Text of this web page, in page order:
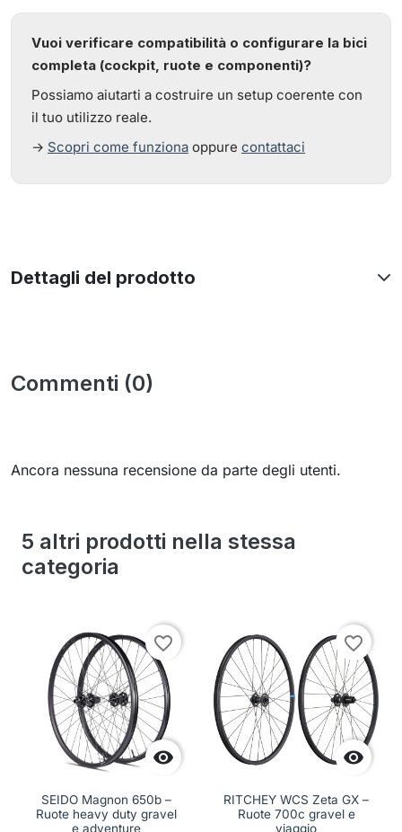
Vuoi verificare compatibilità o configurare la bici
completa (cockpit, ruote e componenti)?
Possiamo aiutarti a costruire un setup coerente con
il tuo utilizzo reale.
→ Scopri come funziona oppure contattaci
Dettagli del prodotto
Commenti (0)
Ancora nessuna recensione da parte degli utenti.
5 altri prodotti nella stessa
categoria

favorite_border
SEIDO Magnon 650b –
Ruote heavy duty gravel
e adventure

favorite_border
RITCHEY WCS Zeta GX –
Ruote 700c gravel e
viaggio